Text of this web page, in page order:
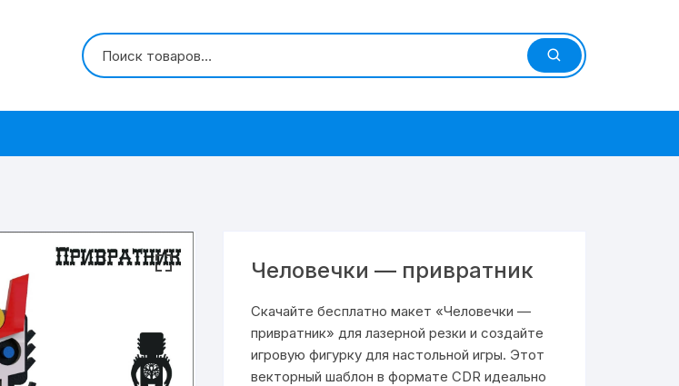
Человечки — привратник
Скачайте бесплатно макет «Человечки —
привратник» для лазерной резки и создайте
игровую фигурку для настольной игры. Этот
векторный шаблон в формате CDR идеально